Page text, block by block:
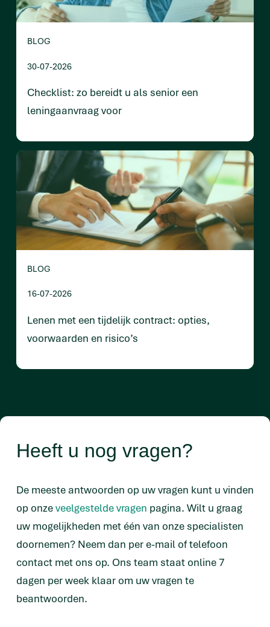
BLOG
30-07-2026
Checklist: zo bereidt u als senior een
leningaanvraag voor
BLOG
16-07-2026
Lenen met een tijdelijk contract: opties,
voorwaarden en risico’s
Heeft u nog vragen?
De meeste antwoorden op uw vragen kunt u vinden
op onzeveelgestelde vragen pagina. Wilt u graag
uw mogelijkheden met één van onze specialisten
doornemen? Neem dan per e-mail of telefoon
contact met ons op. Ons team staat online 7
dagen per week klaar om uw vragen te
beantwoorden.